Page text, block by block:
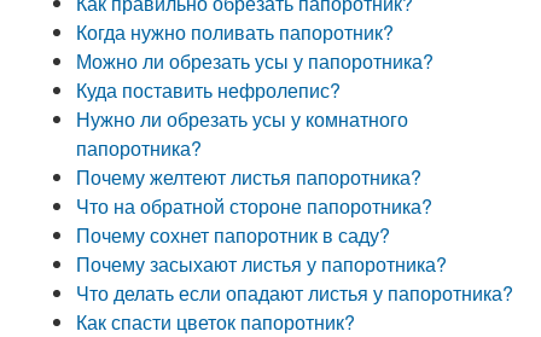
Когда нужно поливать папоротник?
Можно ли обрезать усы у папоротника?
Куда поставить нефролепис?
Нужно ли обрезать усы у комнатного
папоротника?
Почему желтеют листья папоротника?
Что на обратной стороне папоротника?
Почему сохнет папоротник в саду?
Почему засыхают листья у папоротника?
Что делать если опадают листья у папоротника?
Как спасти цветок папоротник?